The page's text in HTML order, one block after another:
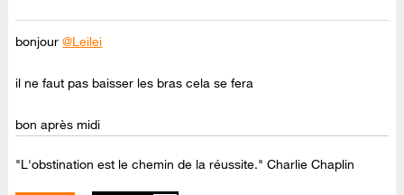
bonjour@Leilei
il ne faut pas baisser les bras cela se fera
bon après midi
"L'obstination est le chemin de la réussite." Charlie Chaplin